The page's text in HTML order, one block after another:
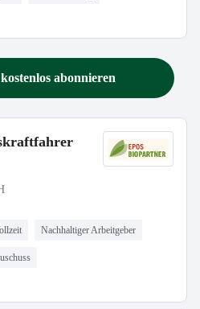
abonnieren
Nachhaltiger Arbeitgeber